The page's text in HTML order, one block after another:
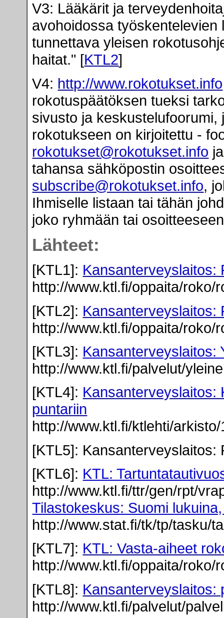
V3: Lääkärit ja
avohoidossa
tunnettava yleisen
haitat." [KTL2]
V4: http://www.rokotukset.info
rokotuspäätöksen tueksi
sivusto ja
rokotukseen on kirjoitettu -
rokotukset@rokotukset.info
tahansa sähköpostin
subscribe@rokotukset.info,
Ihmiselle listaan tai tähän
joko ryhmään tai
Lähteet:
[KTL1]: Kansanterveyslaitos:
http://www.ktl.fi/oppaita/roko/
[KTL2]: Kansanterveyslaitos:
http://www.ktl.fi/oppaita/roko/
[KTL3]: Kansanterveyslaitos:
http://www.ktl.fi/palvelut/
[KTL4]: Kansanterveyslaitos:
puntariin
http://www.ktl.fi/ktlehti/
[KTL5]: Kansanterveyslaitos:
[KTL6]: KTL:
http://www.ktl.fi/ttr/gen/rpt/
Tilastokeskus: Suomi
http://www.stat.fi/tk/tp/tasku/
[KTL7]: KTL: Vasta-aiheet
http://www.ktl.fi/oppaita/roko/
[KTL8]: Kansanterveyslaitos:
http://www.ktl.fi/palvelut/